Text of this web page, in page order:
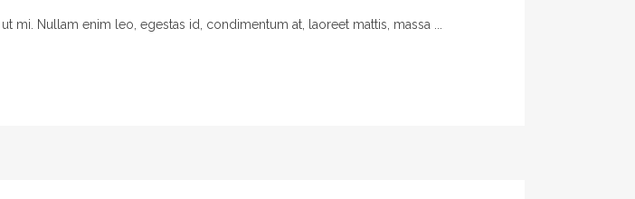
Nullam enim leo, egestas id, condimentum at, laoreet mattis, massa ...